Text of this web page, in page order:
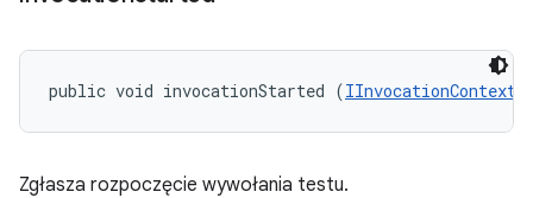
public void invocationStarted (IInvocationContext
Zgłasza rozpoczęcie wywołania testu.